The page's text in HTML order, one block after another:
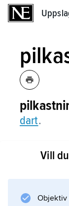
dart.
Vill
Objektiv